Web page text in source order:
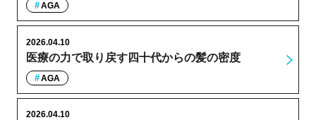
AGA
医療の力で取り戻す四十代からの髪の密度
2026.04.10
AGA
2026.04.10